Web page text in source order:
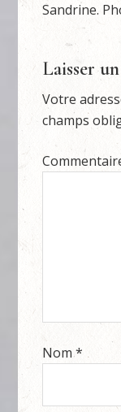
Sandrine.
Laisser
Votre
champs
Nom*